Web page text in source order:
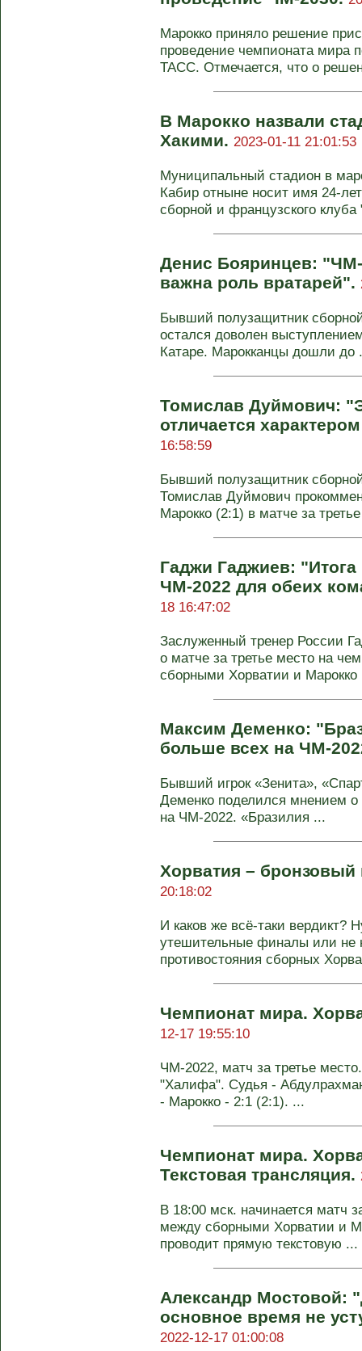
Марокко приняло решение
проведение чемпионата мира
ТАСС. Отмечается, что о
В Марокко назвали
Хакими. 2023-01-11 21:01:53
Муниципальный стадион в
Кабир отныне носит имя 24-
сборной и французского
Денис Бояринцев: "ЧМ-
важна роль вратарей".
Бывший полузащитник
остался доволен
Катаре. Марокканцы дошли до
Томислав Дуймович:
отличается
16:58:59
Бывший полузащитник
Томислав Дуймович
Марокко (2:1) в матче за
Гаджи Гаджиев: "Итога
ЧМ-2022 для обеих
18 16:47:02
Заслуженный тренер России
о матче за третье место на
сборными Хорватии и Марокко
Максим Деменко:
больше всех на ЧМ-
Бывший игрок «Зенита»,
Деменко поделился мнением
на ЧМ-2022. «Бразилия ...
Хорватия –
20:18:02
И каков же всё-таки вердикт?
утешительные финалы или не
противостояния сборных
Чемпионат мира.
12-17 19:55:10
ЧМ-2022, матч за третье
"Халифа". Судья -
- Марокко - 2:1 (2:1). ...
Чемпионат мира.
Текстовая трансляция.
В 18:00 мск. начинается матч
между сборными Хорватии и
проводит прямую текстовую ...
Александр Мостовой:
основное время не
2022-12-17 01:00:08